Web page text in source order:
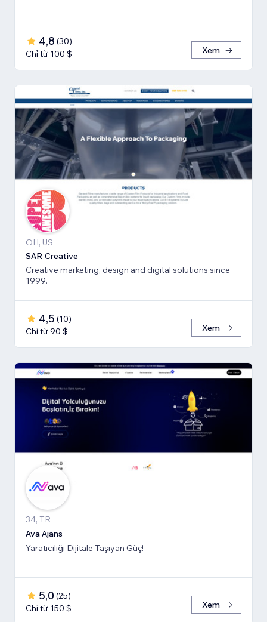
4,8 (30)
Chỉ từ 100 $
Xem
OH, US
SAR Creative
Creative marketing, design and digital solutions since
1999.
4,5 (10)
Chỉ từ 90 $
Xem
34, TR
Ava Ajans
Yaratıcılığı Dijitale Taşıyan Güç!
5,0 (25)
Chỉ từ 150 $
Xem